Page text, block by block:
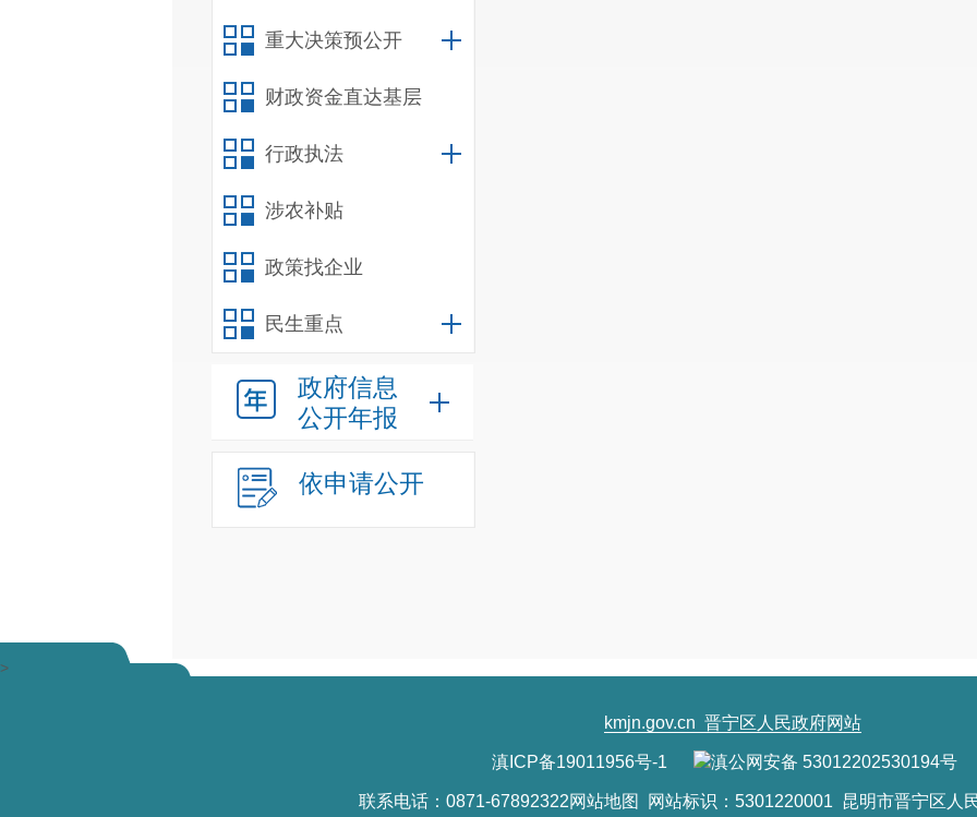
重大决策预公开
财政资金直达基层
行政执法
涉农补贴
政策找企业
民生重点
政府信息
公开年报
依申请公开
2024年
昆明市晋宁区发展和改革局办公室202
>
kmjn.gov.cn 晋宁区人民政府网站
滇ICP备19011956号-1 滇公网安备 53012202530194号
联系电话：0871-67892322网站地图 网站标识：5301220001 昆明市晋宁区人